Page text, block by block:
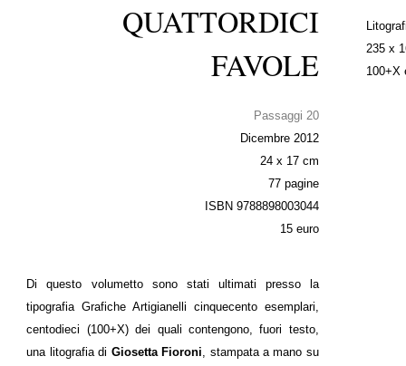
QUATTORDICI
FAVOLE
Passaggi 20
Dicembre 2012
24 x 17 cm
77 pagine
ISBN 9788898003044
15 euro
Di questo volumetto sono stati ultimati presso la
tipografia Grafiche Artigianelli cinquecento esemplari,
centodieci (100+X) dei quali contengono, fuori testo,
una litografia di Giosetta Fioroni , stampata a mano su
235 x
100+X